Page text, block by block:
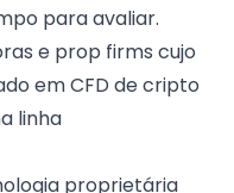
para avaliar.
e prop firms cujo
em CFD de cripto
linha
proprietária